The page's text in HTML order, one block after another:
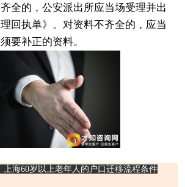
全的，公安派出所应当场受理并出
回执单》。对资料不齐全的，应当
要补正的资料。
上海60岁以上老年人的户口迁移流程条件